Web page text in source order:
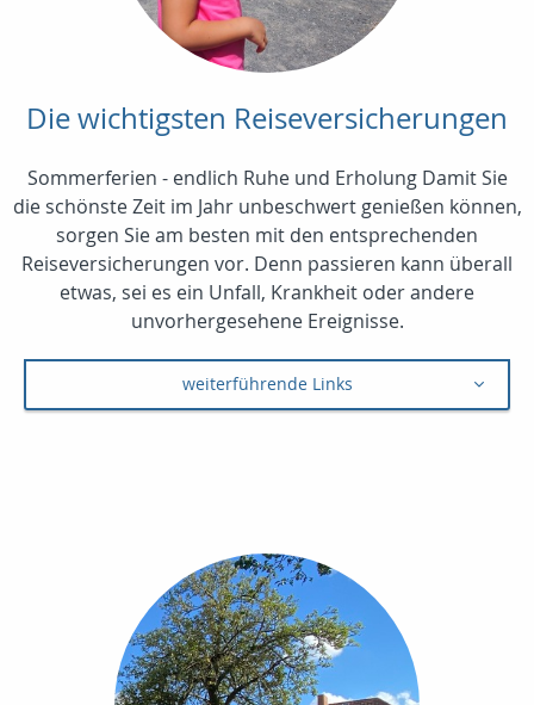
Die wichtigsten Reiseversicherungen
Sommerferien - endlich Ruhe und Erholung Damit Sie
die schönste Zeit im Jahr unbeschwert genießen können,
sorgen Sie am besten mit den entsprechenden
Reiseversicherungen vor. Denn passieren kann überall
etwas, sei es ein Unfall, Krankheit oder andere
unvorhergesehene Ereignisse.
weiterführende Links